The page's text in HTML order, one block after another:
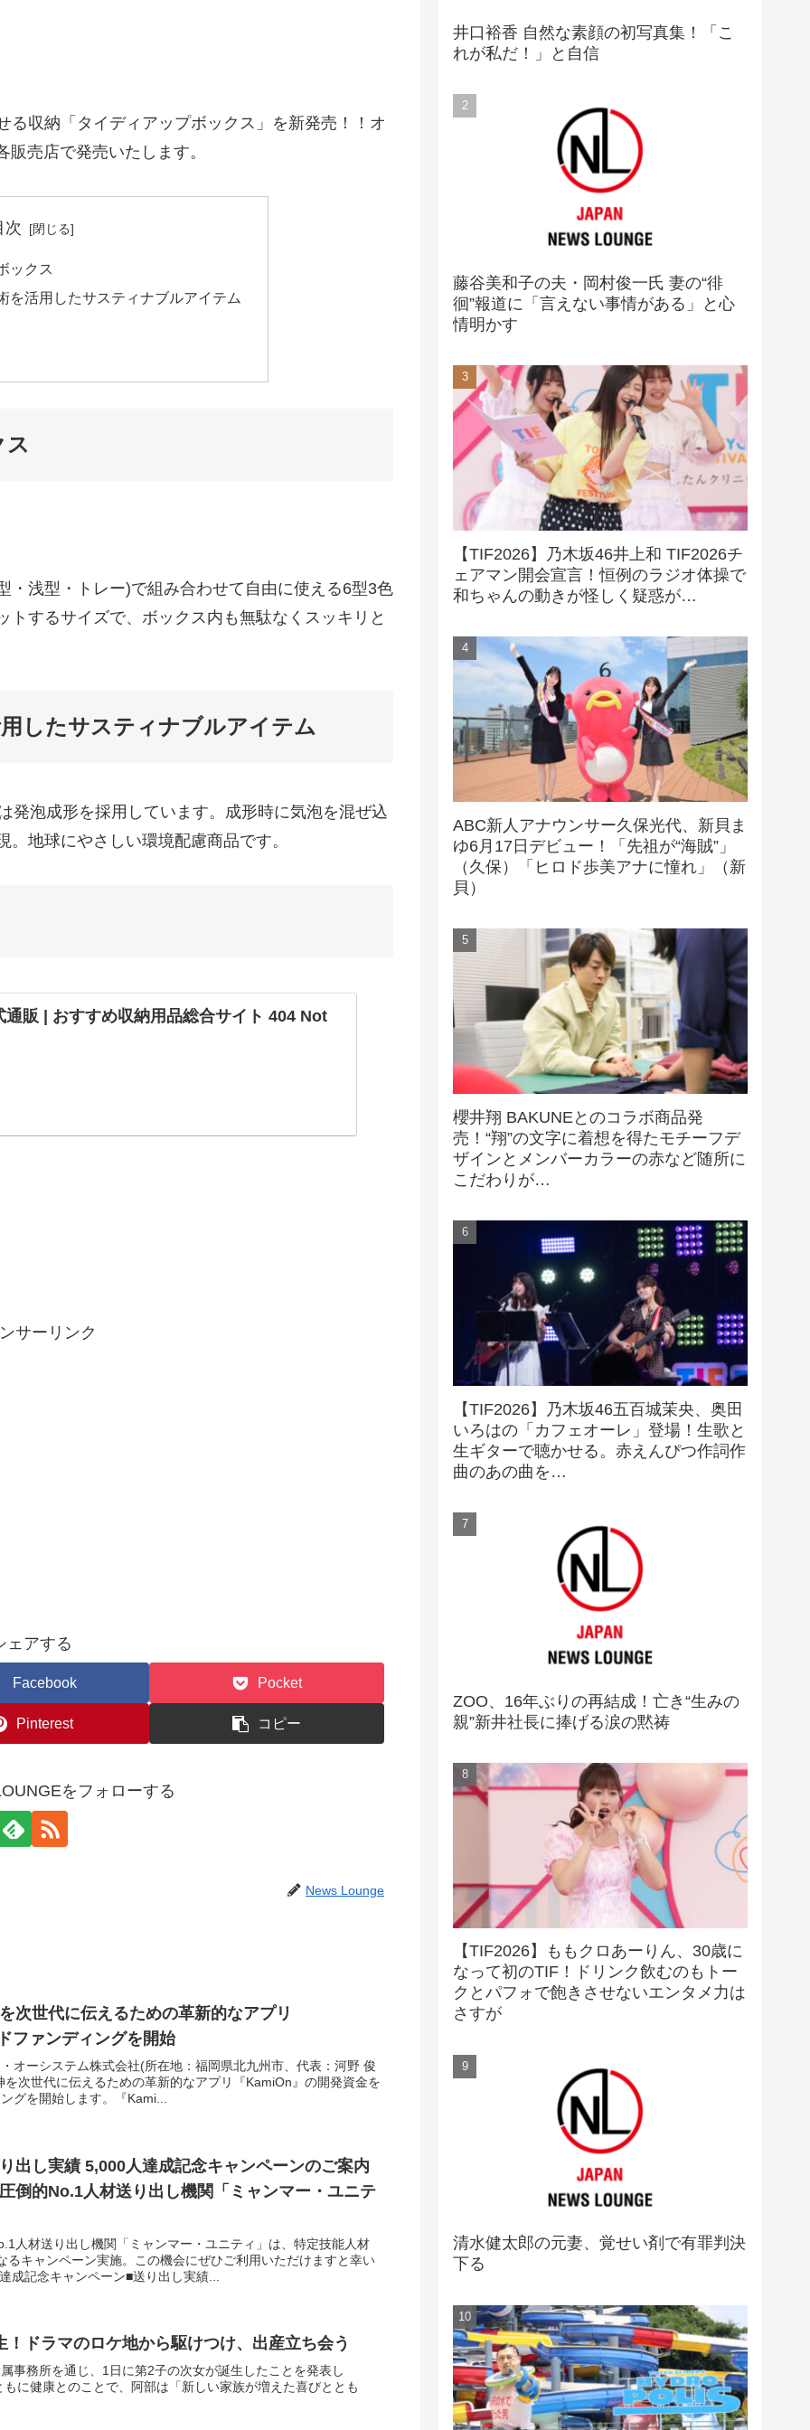
る収納「タイディアップボックス」を新発売！！オ
売店で発売いたします。
次
ックス
を活用したサスティナブルアイテム
ス
・浅型・トレー)で組み合わせて自由に使える6型3色
するサイズで、ボックス内も無駄なくスッキリと
したサスティナブルアイテム
発泡成形を採用しています。成形時に気泡を混ぜ込
地球にやさしい環境配慮商品です。
通販 | おすすめ収納用品総合サイト 404 Not
サーリンク
ェアする
Facebook Pocket
Pinterest コピー
をフォローする
News Lounge
次世代に伝えるための革新的なアプリ
ファンディングを開始
オーシステム株式会社(所在地：福岡県北九州市、代表：河野 俊
次世代に伝えるための革新的なアプリ『KamiOn』の開発資金を
グを開始します。『Kami...
出し実績 5,000人達成記念キャンペーンのご案内
倒的No.1人材送り出し機関「ミャンマー・ユニテ
人材送り出し機関「ミャンマー・ユニティ」は、特定技能人材
るキャンペーン実施。この機会にぜひご利用いただけますと幸い
成記念キャンペーン■送り出し実績...
！ドラマのロケ地から駆けつけ、出産立ち会う
事務所を通じ、1日に第2子の次女が誕生したことを発表し
に健康とのことで、阿部は「新しい家族が増えた喜びととも
井口裕香 自然な素顔の初写真集！「こ
れが私だ！」と自信
藤谷美和子の夫・岡村俊一氏 妻の“徘
徊”報道に「言えない事情がある」と心
情明かす
【TIF2026】乃木坂46井上和 TIF2026チ
ェアマン開会宣言！恒例のラジオ体操で
和ちゃんの動きが怪しく疑惑が…
ABC新人アナウンサー久保光代、新貝ま
ゆ6月17日デビュー！「先祖が“海賊”」
（久保）「ヒロド歩美アナに憧れ」（新
貝）
櫻井翔 BAKUNEとのコラボ商品発
売！“翔”の文字に着想を得たモチーフデ
ザインとメンバーカラーの赤など随所に
こだわりが…
【TIF2026】乃木坂46五百城茉央、奥田
いろはの「カフェオーレ」登場！生歌と
生ギターで聴かせる。赤えんぴつ作詞作
曲のあの曲を…
ZOO、16年ぶりの再結成！亡き“生みの
親”新井社長に捧げる涙の黙祷
【TIF2026】ももクロあーりん、30歳に
なって初のTIF！ドリンク飲むのもトー
クとパフォで飽きさせないエンタメ力は
さすが
清水健太郎の元妻、覚せい剤で有罪判決
下る